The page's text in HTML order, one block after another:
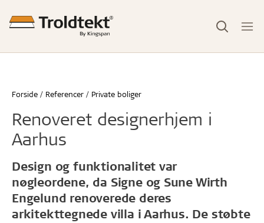
Forside Referencer Private boliger
Renoveret designerhjem i
Aarhus
Design og funktionalitet var
nøgleordene, da Signe og Sune Wirth
Engelund renoverede deres
arkitekttegnede villa i Aarhus. De støbte